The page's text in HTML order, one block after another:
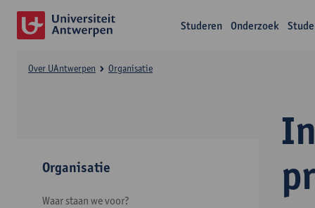
Studeren Onderzoek
Over UAntwerpen Organisatie
Organisatie
Waar staan we voor?